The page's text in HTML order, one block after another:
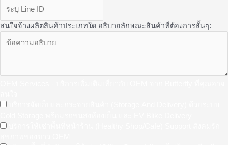
สนใจจ้างผลิตสินค้าประเภทใด อธิบายลักษณะสินค้าที่ต้องการสั้นๆ: